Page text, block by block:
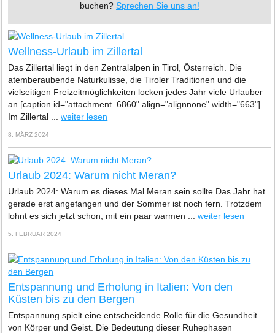
buchen? Sprechen Sie uns an!
Wellness-Urlaub im Zillertal
Das Zillertal liegt in den Zentralalpen in Tirol, Österreich. Die
atemberaubende Naturkulisse, die Tiroler Traditionen und die
vielseitigen Freizeitmöglichkeiten locken jedes Jahr viele Urlauber
an.[caption id="attachment_6860" align="alignnone" width="663"]
Im Zillertal ...weiter lesen
8. MÄRZ 2024
Urlaub 2024: Warum nicht Meran?
Urlaub 2024: Warum es dieses Mal Meran sein sollte Das Jahr hat
gerade erst angefangen und der Sommer ist noch fern. Trotzdem
lohnt es sich jetzt schon, mit ein paar warmen ...weiter lesen
5. FEBRUAR 2024
Entspannung und Erholung in Italien: Von den
Küsten bis zu den Bergen
Entspannung spielt eine entscheidende Rolle für die Gesundheit
von Körper und Geist. Die Bedeutung dieser Ruhephasen